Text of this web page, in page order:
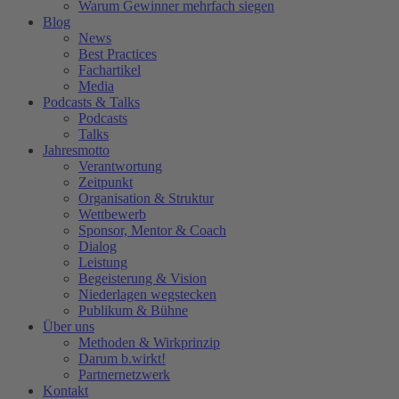
Warum Gewinner mehrfach siegen
Blog
News
Best Practices
Fachartikel
Media
Podcasts & Talks
Podcasts
Talks
Jahresmotto
Verantwortung
Zeitpunkt
Organisation & Struktur
Wettbewerb
Sponsor, Mentor & Coach
Dialog
Leistung
Begeisterung & Vision
Niederlagen wegstecken
Publikum & Bühne
Über uns
Methoden & Wirkprinzip
Darum b.wirkt!
Partnernetzwerk
Kontakt